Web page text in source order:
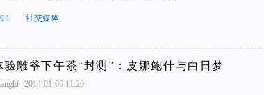
社交媒体
验雕爷下午茶“封测”：皮娜鲍什与白日梦
2014-01-06 11:20